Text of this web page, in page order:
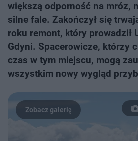
większą odporność na mróz,
silne fale. Zakończył się
roku remont, który prowadził
Gdyni. Spacerowicze, którzy
czas w tym miejscu, mogą
wszystkim nowy wygląd